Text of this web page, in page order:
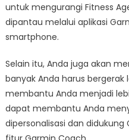
untuk mengurangi Fitness
dipantau melalui aplikasi
smartphone.
Selain itu, Anda juga akan
banyak Anda harus bergerak
membantu Anda menjadi
dapat membantu Anda
dipersonalisasi dan